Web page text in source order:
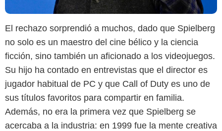
El rechazo sorprendió a muchos, dado que Spielberg
no solo es un maestro del cine bélico y la ciencia
ficción, sino también un aficionado a los videojuegos.
Su hijo ha contado en entrevistas que el director es
jugador habitual de PC y que Call of Duty es uno de
sus títulos favoritos para compartir en familia.
Además, no era la primera vez que Spielberg se
acercaba a la industria: en 1999 fue la mente creativa